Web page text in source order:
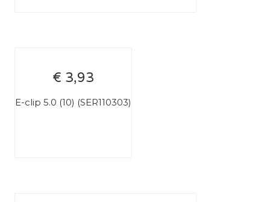
€ 3,93
E-clip 5.0 (10) (SER110303)